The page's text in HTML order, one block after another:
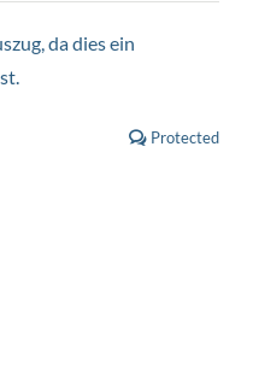
da dies ein
Protected
IT Support